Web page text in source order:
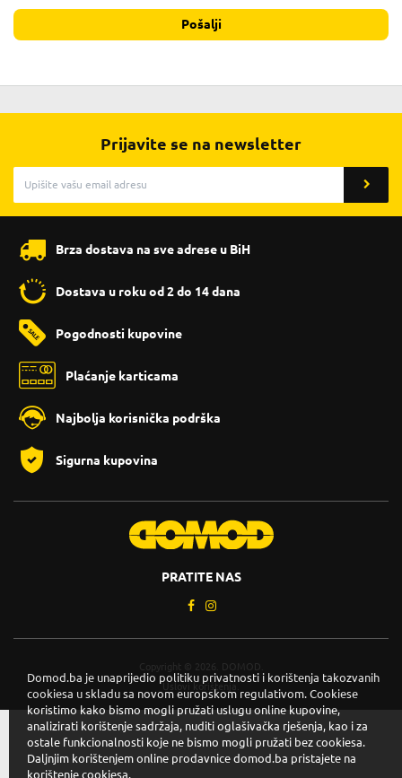
Pošalji
Prijavite se na newsletter
Brza dostava na sve adrese u BiH
Dostava u roku od 2 do 14 dana
Pogodnosti kupovine
Plaćanje karticama
Najbolja korisnička podrška
Sigurna kupovina
PRATITE NAS
Copyright © 2026. DOMOD.
Uslovi korištenja
Domod.ba je unaprijedio politiku privatnosti i korištenja takozvanih
cookiesa u skladu sa novom europskom regulativom. Cookiese
koristimo kako bismo mogli pružati uslugu online kupovine,
analizirati korištenje sadržaja, nuditi oglašivačka rješenja, kao i za
ostale funkcionalnosti koje ne bismo mogli pružati bez cookiesa.
Daljnjim korištenjem online prodavnice domod.ba pristajete na
korištenje cookiesa.